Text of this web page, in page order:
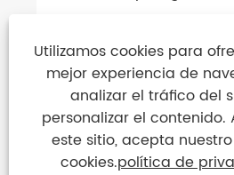
Utilizamos cookies para
mejor experiencia de
analizar el tráfico del
personalizar el contenido.
este sitio, acepta
cookies.política de